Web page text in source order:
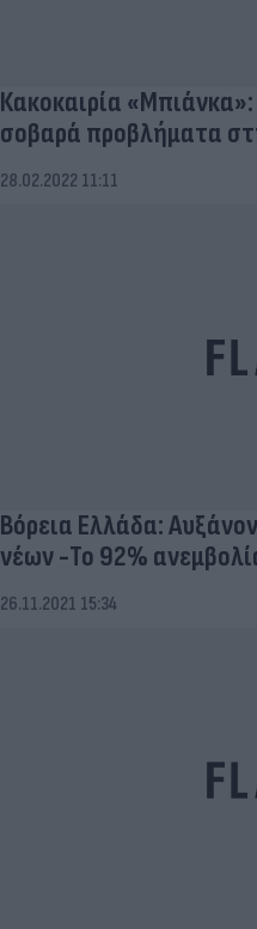
Κακοκαιρία
σοβαρά προβλήματα
28.02.2022 11:11
Βόρεια Ελλάδα:
νέων -Το 92%
26.11.2021 15:34